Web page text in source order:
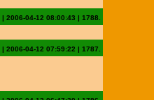
| 2006-04-12 08:00:43 | 1788.
| 2006-04-12 07:59:22 | 1787.